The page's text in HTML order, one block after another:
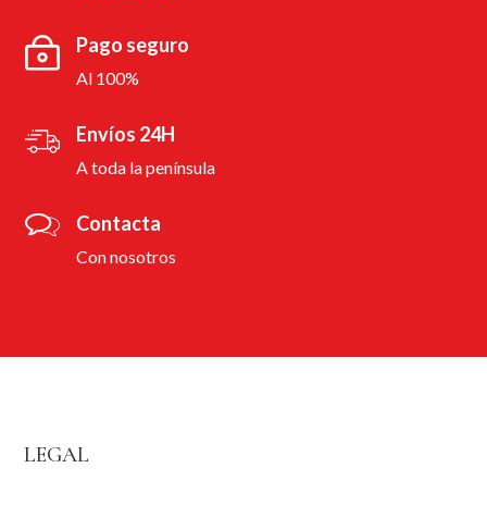
Pago seguro
Al 100%
Envíos 24H
A toda la península
Contacta
Con nosotros
LEGAL